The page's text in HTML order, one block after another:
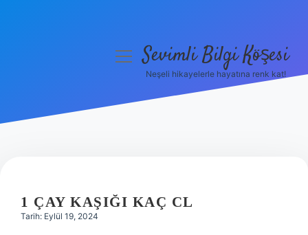
Hakkımızda
menüyüSevimli Bilgi Köşesi
Neşeli hikayelerle hayatına renk kat!
1 ÇAY KAŞIĞI KAÇ CL
Tarih: Eylül 19, 2024